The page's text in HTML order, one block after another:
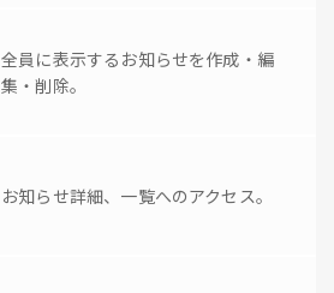
全員に表示するお知らせを作成・編
集・削除。
お知らせ詳細、一覧へのアクセス。